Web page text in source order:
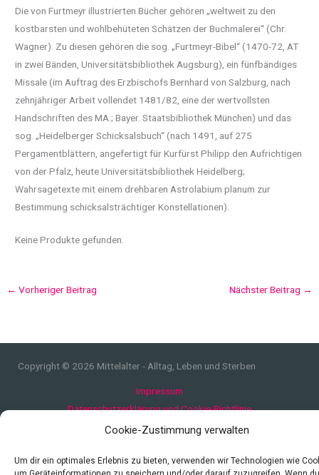
Cookie-Zustimmung verwalten
Um dir ein optimales Erlebnis zu bieten, verwenden wir Technologien wie
Die von Furtmeyr illustrierten Bücher gehören „weltweit zu den
kostbarsten und wohlbehüteten Schätzen der Buchmalerei“ (Chr.
Wagner). Zu diesen gehören die sog. „Furtmeyr-Bibel“ (1470-72, AT
in zwei Bänden, Universitätsbibliothek Augsburg), ein fünfbändiges
Missale (im Auftrag des Erzbischofs Bernhard von Salzburg, nach
zehnjähriger Arbeit vollendet 1481/82, eine der wertvollsten
Handschriften des MA.; Bayer. Staatsbibliothek München) und das
sog. „Heidelberger Schicksalsbuch“ (nach 1491, auf 275
Pergamentblättern, angefertigt für Kurfürst Philipp den Aufrichtigen
von der Pfalz, heute Universitätsbibliothek Heidelberg;
Wahrsagetexte mit einem drehbaren Astrolabium planum zur
Bestimmung schicksalsträchtiger Konstellationen).
Keine Produkte gefunden.
← Vorheriger Beitrag Nächster Beitrag →
Copyright © 2026 Mittelalter - Alltag, Leben und Sterben
Impressum
Datenschutzerklärung und Cookie-Richtlinie
Quellen